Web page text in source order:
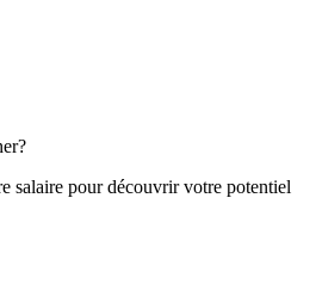
salaire pour découvrir votre potentiel